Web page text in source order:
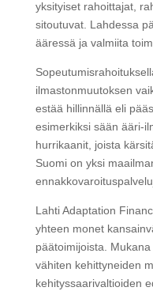
yksityiset rahoittajat,
sitoutuvat. Lahdessa
ääressä ja valmiita
ilmastonmuutoksen
estää hillinnällä eli
esimerkiksi sään ääri-
hurrikaanit, joista
Suomi on yksi
Lahti Adaptation
yhteen monet
päätoimijoista.
vähiten kehittyneiden
kehityssaarivaltioiden